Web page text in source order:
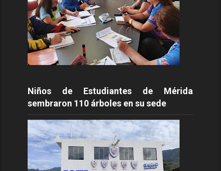
Niños de Estudiantes de Mérida
sembraron 110 árboles en su sede